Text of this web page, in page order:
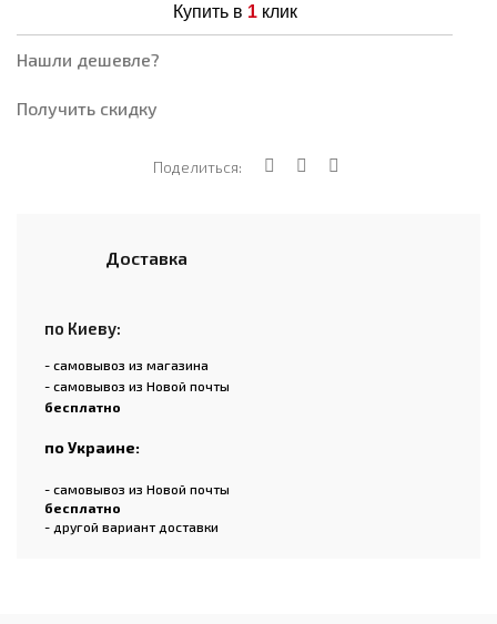
Купить в 1клик
Нашли дешевле?
Получить скидку
Поделиться:
Доставка
по Киеву:
- самовывоз из магазина
- самовывоз из Новой почты
бесплатно
по Украине:
- самовывоз из Новой почты
бесплатно
- другой вариант доставки